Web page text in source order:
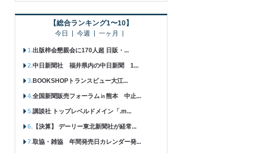
【総合ランキング1〜10】
今日 今週 一ヶ月
出版梓会懇親会に170人超 日販・...
中日新聞社 福井県内の中日新聞 1...
BOOKSHOPトランスビュー大江...
全国新聞販売フォーラム㏌熊本 中止...
講談社 トップレベルドメイン「.m...
【決算】 デーリー東北新聞社が経常...
取協・雑協 年間発売日カレンダー発...